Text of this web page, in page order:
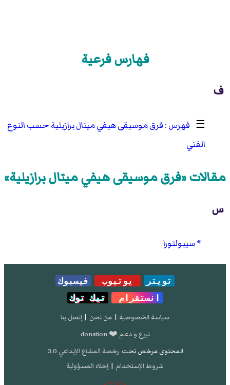
فهارس فرعية
ف
☰
فرق موسيقى هيفي ميتال برازيلية حسب النوع
الفني
مقالات «فرق موسيقى هيفي ميتال برازيلية»
س
سيبولتورا
تويتر يوتيوب
فيسبوك
انستقرام
تيك توك
سياسة الخصوصية | من نحن | إتصل بنا
تبرع و دعم ❤️ donation
المحتوى مرخص تحت رخصة المشاع الإبداعي 3.0
شروط الإستخدام | إخلاء المسؤولية